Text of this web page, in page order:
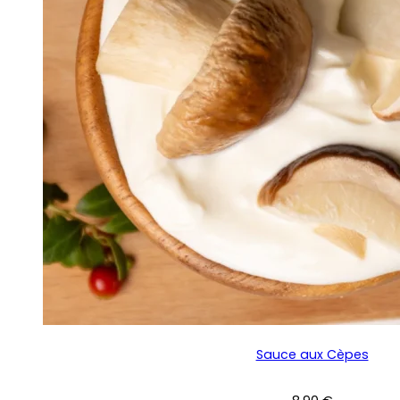
produit
Sauce aux Cèpes